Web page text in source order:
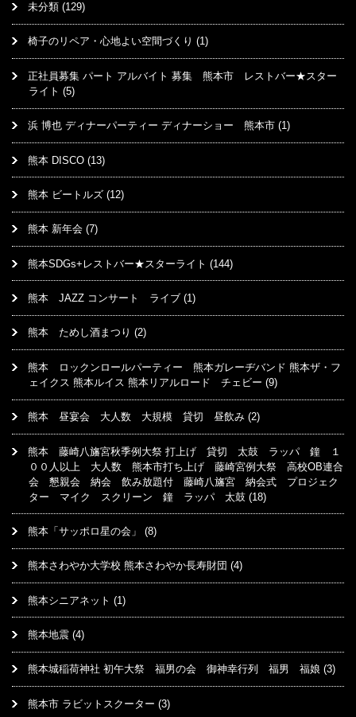
未分類 (129)
椅子のリペア・心地よい空間づくり (1)
正社員募集 パート アルバイト 募集 熊本市 レストバー★スター
ライト (5)
浜 博也 ディナーパーティー ディナーショー 熊本市 (1)
熊本 DISCO (13)
熊本 ビートルズ (12)
熊本 新年会 (7)
熊本SDGs+レストバー★スターライト (144)
熊本 JAZZ コンサート ライブ (1)
熊本 ためし酒まつり (2)
熊本 ロックンロールパーティー 熊本ガレーヂバンド 熊本ザ・フ
ェイクス 熊本ルイス 熊本リアルロード チェビー (9)
熊本 昼宴会 大人数 大規模 貸切 昼飲み (2)
熊本 藤崎八旛宮秋季例大祭 打上げ 貸切 太鼓 ラッパ 鐘 １
００人以上 大人数 熊本市打ち上げ 藤崎宮例大祭 高校OB連合
会 懇親会 納会 飲み放題付 藤崎八旛宮 納会式 プロジェク
ター マイク スクリーン 鐘 ラッパ 太鼓 (18)
熊本「サッポロ星の会」 (8)
熊本さわやか大学校 熊本さわやか長寿財団 (4)
熊本シニアネット (1)
熊本地震 (4)
熊本城稲荷神社 初午大祭 福男の会 御神幸行列 福男 福娘 (3)
熊本市 ラビットスクーター (3)